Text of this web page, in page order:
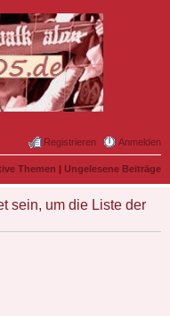
Anmelden
Registrieren
Themen | Ungelesene Beiträge
sein, um die Liste der